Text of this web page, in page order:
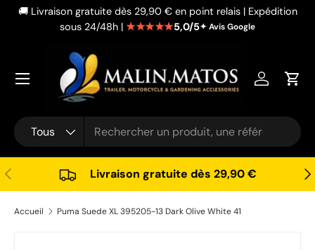
Aller au contenu
🚚 Livraison gratuite dès 29,90 € en point relais | Expédition
sous 24/48h | ★★★★★5,0/5✦ Avis Google
Recherche
Type de produit
Tous
Se
Précédent Livraison gratuite dès 29,90 €
Accueil Puma Suede XL 395205-13 Dark Olive White 41